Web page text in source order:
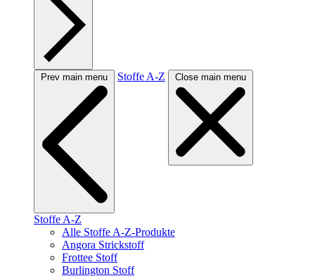
Prev main menu Stoffe A-Z Close main menu
Stoffe A-Z
Alle Stoffe A-Z-Produkte
Angora Strickstoff
Frottee Stoff
Burlington Stoff